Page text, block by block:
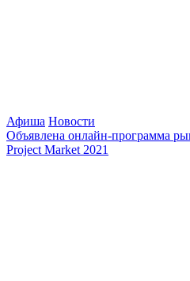
Афиша Новости
Объявлена онлайн-программа
Project Market 2021